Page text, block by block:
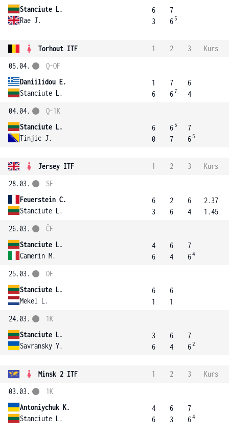
Stanciute L.
Rae J.
6
3
7
6 5
Torhout ITF 1 2 3
Kurs
05.04.
Daniilidou E.
Stanciute L.
Q-OF
1
6
7
67
6
4
04.04.
Stanciute L.
Tinjic J.
Q-1K
6
0
6 5
7
7
6 5
Jersey ITF 1 2 3
Kurs
28.03.
Feuerstein C.
Stanciute L.
SF
6
3
2
6
6
4
2.37
1.45
26.03.
Stanciute L.
Camerin M.
ČF
4
6
6
4
7
64
25.03.
Stanciute L.
Mekel L.
OF
6
1
6
1
24.03.
Stanciute L.
Savransky Y.
1K
3
6
6
4
7
62
Minsk 2 ITF 1 2 3
Kurs
03.03.
Antoniychuk K.
Stanciute L.
1K
4
6
6
3
7
64